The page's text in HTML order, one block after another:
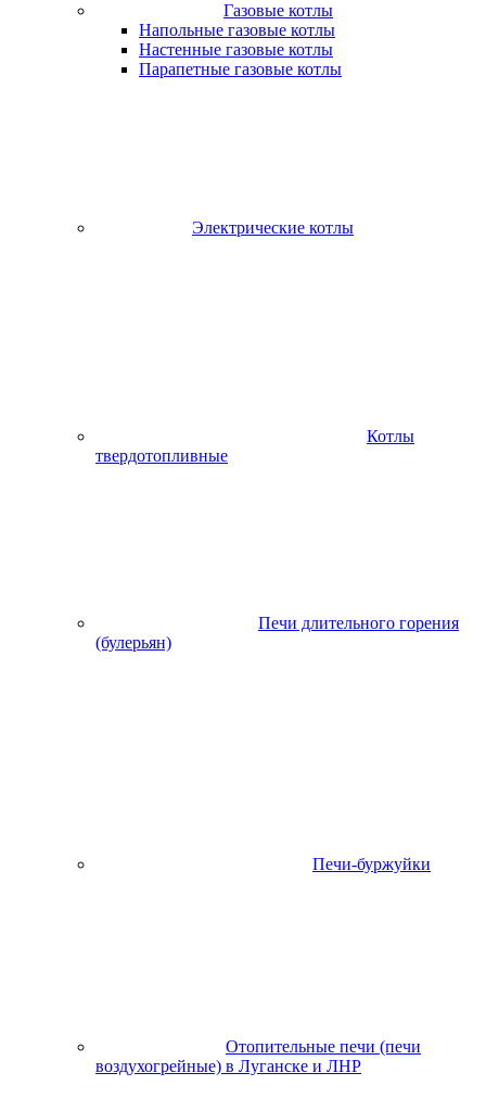
Газовые котлы
Напольные газовые котлы
Настенные газовые котлы
Парапетные газовые котлы
Электрические котлы
Котлы
твердотопливные
Печи длительного горения
(булерьян)
Печи-буржуйки
Отопительные печи (печи
воздухогрейные) в Луганске и ЛНР